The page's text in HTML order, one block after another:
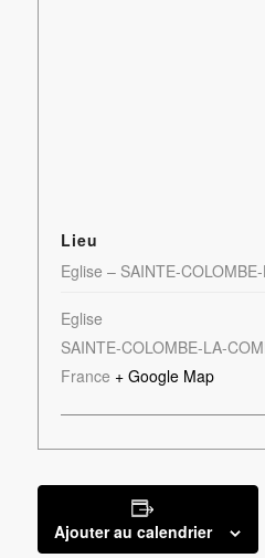
Lieu
Eglise – SAINTE-
Eglise
SAINTE-COLOMBE-LA-
France + Google Map
Ajouter au calendrier